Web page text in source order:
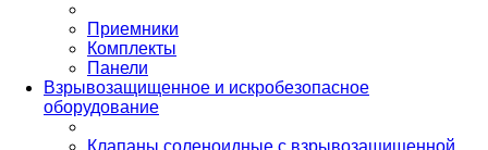
Приемники
Комплекты
Панели
Взрывозащищенное и искробезопасное
оборудование
Клапаны соленоидные с взрывозащищенной